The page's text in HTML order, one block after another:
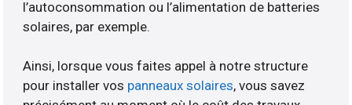
l’autoconsommation ou l’alimentation de batteries
solaires, par exemple.
Ainsi, lorsque vous faites appel à notre structure
pour installer vos panneaux solaires, vous savez